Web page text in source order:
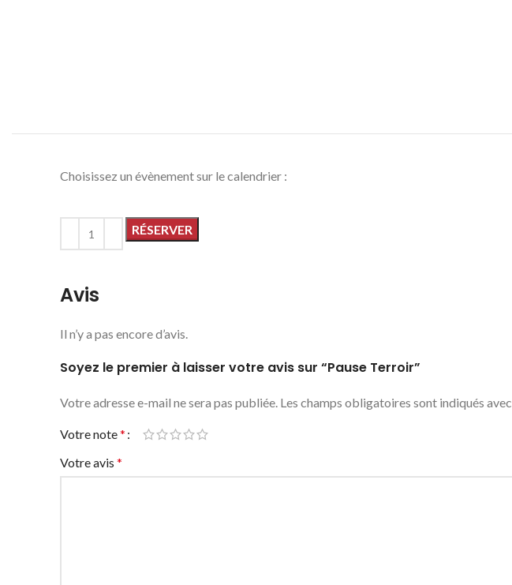
Choisissez un évènement sur le calendrier :
RÉSERVER
Avis
Il n’y a pas encore d’avis.
Soyez le premier à laisser votre avis sur “Pause Terroir”
Votre adresse e-mail ne sera pas publiée. Les champs obligatoires sont indiqués avec
Votre note*
Votre avis *